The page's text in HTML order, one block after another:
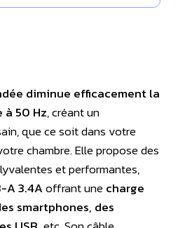
diminue efficacement la
50 Hz, créant un
que ce soit dans votre
chambre. Elle propose des
et performantes,
A 3.4Aoffrant unecharge
smartphones, des